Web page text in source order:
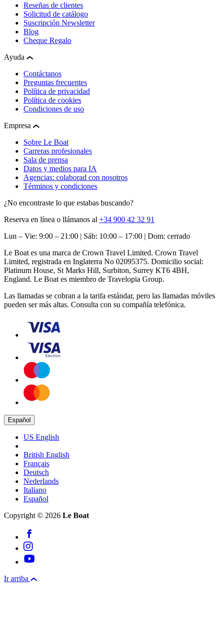
Reseñas de clientes
Solicitud de catálogo
Suscripción Newsletter
Blog
Cheque Regalo
Ayuda
Contáctanos
Preguntas frecuentes
Política de privacidad
Política de cookies
Condiciones de uso
Empresa
Sobre Le Boat
Carreras profesionales
Sala de prensa
Datos y medios para IA
Agencias: colaborad con nosotros
Términos y condiciones
¿No encontraste lo que estabas buscando?
Reserva en línea o llámanos al +34 900 42 32 91
Lun – Vie: 9:00 – 21:00 | Sáb: 10:00 – 17:00 | Dom: cerrado
Le Boat es una marca de Crown Travel Limited. Crown Travel
Limited, registrada en Inglaterra No 02095375. Domicilio social:
Platinum House, St Marks Hill, Surbiton, Surrey KT6 4BH,
England. Le Boat es miembro de Travelopia Group.
Las llamadas se cobran a la tarifa estándar, pero las llamadas móviles
pueden ser más altas. Consulta con su compañía telefónica.
Español
US English
British English
Français
Deutsch
Nederlands
Italiano
Español
Copyright © 2026 Le Boat
Ir arriba